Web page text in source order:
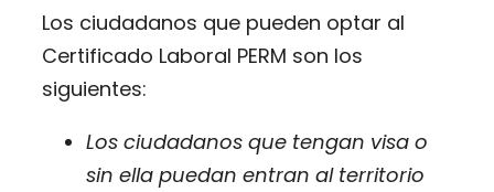
Los ciudadanos que pueden optar al
Certificado Laboral PERM son los
siguientes:
Los ciudadanos que tengan visa o
sin ella puedan entran al territorio